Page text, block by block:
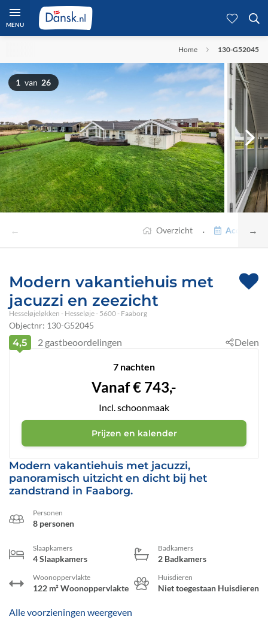
MENU
Home 130-G52045
1 van 26
← →
Overzicht ·
Modern vakantiehuis met
jacuzzi en zeezicht
Hesseløjeløkken - Hesseløje - 5600 - Faaborg
Objectnr: 130-G52045
Modern vakantiehuis met jacuzzi,
panoramisch uitzicht en dicht bij het
zandstrand in Faaborg.
Personen
8 personen
Slaapkamers
4 Slaapkamers
Badkamers
2 Badkamers
Woonoppervlakte
122 m² Woonoppervlakte
Huisdieren
Niet toegestaan Huisdieren
Alle voorzieningen weergeven
4,5 2gastbeoordelingen Delen
7 nachten
Vanaf€ 743,-
Incl. schoonmaak
Prijzen en kalender